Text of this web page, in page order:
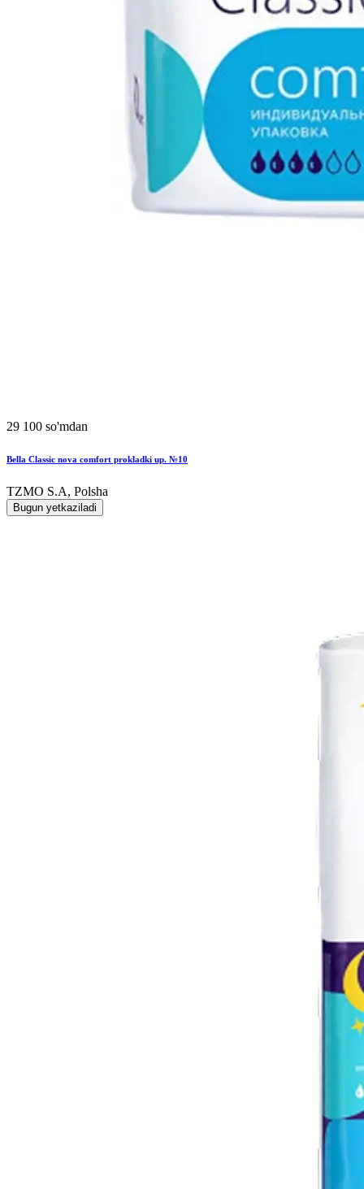
29 100 so'mdan
Bella Classic nova comfort prokladki up. №10
TZMO S.A, Polsha
Bugun yetkaziladi